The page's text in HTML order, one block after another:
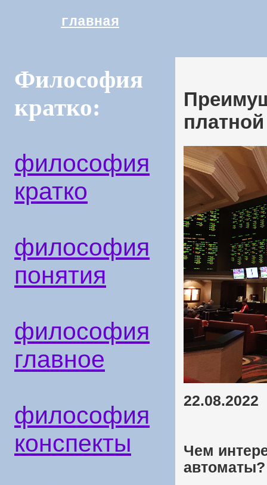
главная
Философия
кратко:
философия
кратко
философия
понятия
философия
главное
философия
конспекты
22.08.2022
Чем
автоматы?